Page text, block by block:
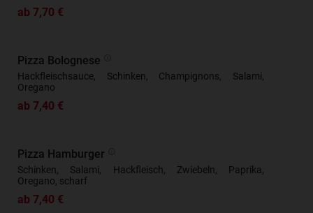
ab 7,70 €
Pizza Bolognese
Hackfleischsauce, Schinken, Champignons, Salami,
Oregano
ab 7,40 €
Pizza Hamburger
Schinken, Salami, Hackfleisch, Zwiebeln, Paprika,
Oregano, scharf
ab 7,40 €